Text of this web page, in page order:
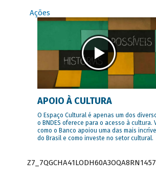
Ações
APOIO À CULTURA
O Espaço Cultural é apenas um dos
o BNDES oferece para o acesso à cultura.
como o Banco apoiou uma das mais
do Brasil e como investe no setor cultural.
Z7_7QGCHA41LODH60A3OQA8RN1457